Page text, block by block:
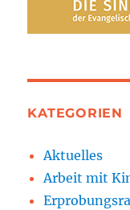
KATEGORIEN
Aktuelles
Arbeit mit